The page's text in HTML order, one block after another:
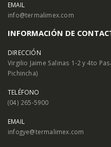
EMAIL
info@termalimex.com
INFORMACIÓN DE
DIRECCIÓN
Virgilio Jaime Salinas 1-2 y 4to
Pichincha)
TELÉFONO
(04) 265-5900
EMAIL
infogye@termalimex.com